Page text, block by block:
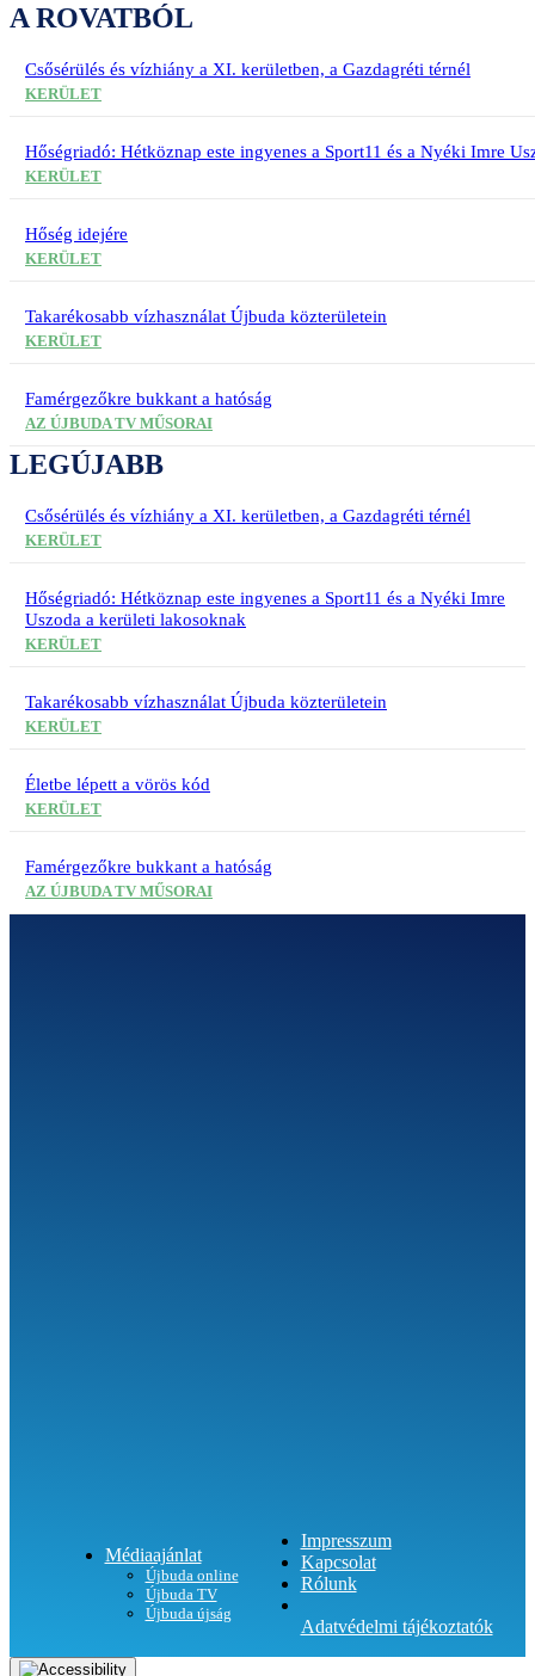
LEGÚJABB
Csősérülés és vízhiány a XI. kerületben, a Gazdagréti térnél
KERÜLET
Hőségriadó: Hétköznap este ingyenes a Sport11 és a Nyéki Imre
Uszoda a kerületi lakosoknak
KERÜLET
Takarékosabb vízhasználat Újbuda közterületein
KERÜLET
Életbe lépett a vörös kód
KERÜLET
Famérgezőkre bukkant a hatóság
AZ ÚJBUDA TV MŰSORAI
A ROVATBÓL
Csősérülés és vízhiány a XI. kerületben, a Gazdagréti térnél
KERÜLET
Hőségriadó: Hétköznap este ingyenes a Sport11 és a Nyéki Imre
KERÜLET
Hőség idejére
KERÜLET
Takarékosabb vízhasználat Újbuda közterületein
KERÜLET
Famérgezőkre bukkant a hatóság
AZ ÚJBUDA TV MŰSORAI
Médiaajánlat
Újbuda online
Újbuda TV
Újbuda újság
Impresszum
Kapcsolat
Rólunk
Adatvédelmi tájékoztatók